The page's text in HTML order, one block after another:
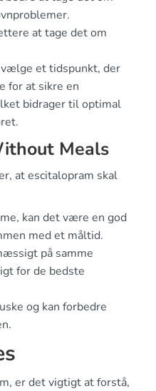
at tage det om
et tidspunkt, der
for at sikre en
bidrager til optimal
Meals
at escitalopram skal
kan det være en god
med et måltid.
på samme
for de bedste
og kan forbedre
er det vigtigt at forstå,